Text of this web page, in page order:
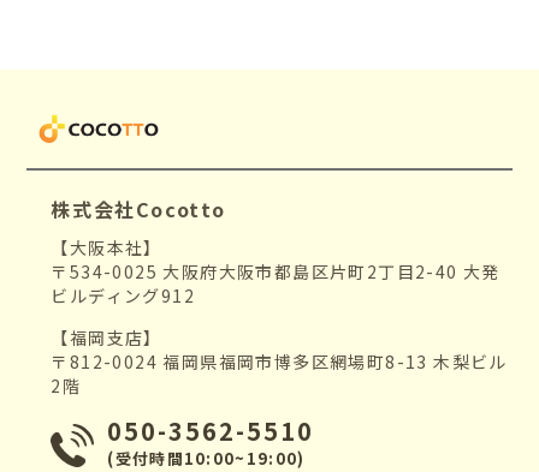
株式会社Cocotto
【大阪本社】
〒534-0025 大阪府大阪市都島区片町2丁目2-40 大発
ビルディング912
【福岡支店】
〒812-0024 福岡県福岡市博多区網場町8-13 木梨ビル
2階
050-3562-5510
(受付時間10:00~19:00)